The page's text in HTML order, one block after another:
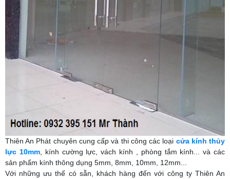
Thiên An Phát chuyên cung cấp và thi công các loại cửa kính thủy
lực 10mm, kính cường lực, vách kính , phòng tắm kính... và các
sản phẩm kính thông dụng 5mm, 8mm, 10mm, 12mm...
Với những ưu thế có sẵn, khách hàng đến với công ty Thiên An